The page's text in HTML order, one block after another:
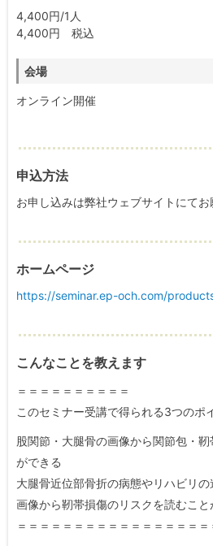
4,400円/1人
4,400円 税込
会場
オンライン開催
申込方法
お申し込みは弊社ウェブサイトにてお
ホームページ
https://seminar.ep-och.com/
こんなことを教えます
＝＝＝＝＝＝＝＝＝＝
このセミナー受講で得られる3つのポ
股関節・大腿骨の画像から関節包・
ができる
大腿骨近位部骨折の病態やリハビリの
画像から靭帯損傷のリスクを読むこと
＝＝＝＝＝＝＝＝＝＝＝＝＝＝＝＝＝